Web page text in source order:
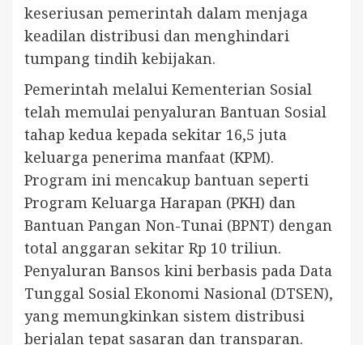
keseriusan pemerintah dalam menjaga
keadilan distribusi dan menghindari
tumpang tindih kebijakan.
Pemerintah melalui Kementerian Sosial
telah memulai penyaluran Bantuan Sosial
tahap kedua kepada sekitar 16,5 juta
keluarga penerima manfaat (KPM).
Program ini mencakup bantuan seperti
Program Keluarga Harapan (PKH) dan
Bantuan Pangan Non-Tunai (BPNT) dengan
total anggaran sekitar Rp 10 triliun.
Penyaluran Bansos kini berbasis pada Data
Tunggal Sosial Ekonomi Nasional (DTSEN),
yang memungkinkan sistem distribusi
berjalan tepat sasaran dan transparan.